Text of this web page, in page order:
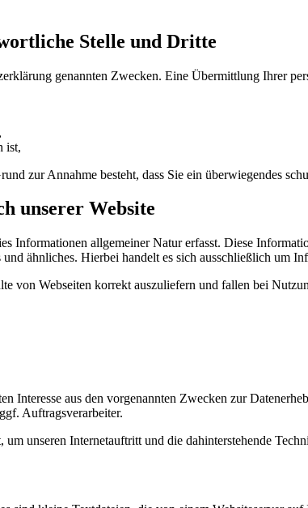
Stelle und Dritte
genannten Zwecken. Eine Übermittlung Ihrer
ist,
zur Annahme besteht, dass Sie ein überwiegendes
unserer Website
Informationen allgemeiner Natur erfasst. Diese
ähnliches. Hierbei handelt es sich ausschließlich um
von Webseiten korrekt auszuliefern und fallen bei
Interesse aus den vorgenannten Zwecken zur
Auftragsverarbeiter.
unseren Internetauftritt und die dahinterstehende